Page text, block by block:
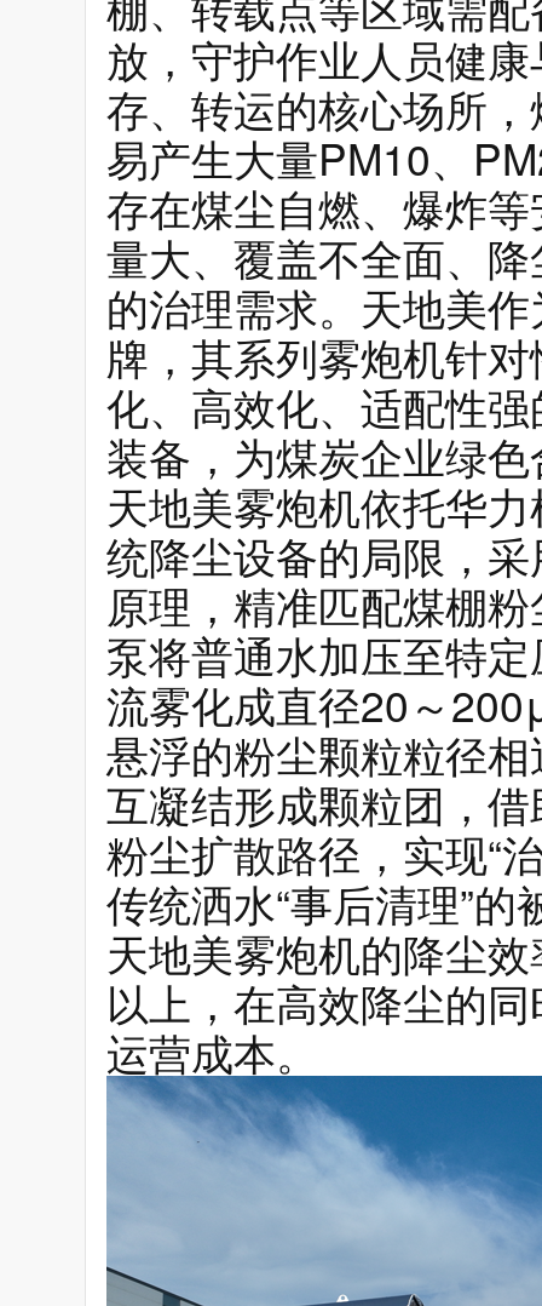
放，守护作业人员健
存、转运的核心场所
易产生大量PM10、
存在煤尘自燃、爆炸
量大、覆盖不全面、
的治理需求。天地美
牌，其系列雾炮机针
化、高效化、适配性
装备，为煤炭企业绿
天地美雾炮机依托华
统降尘设备的局限，
原理，精准匹配煤棚
泵将普通水加压至特
流雾化成直径20～
悬浮的粉尘颗粒粒径
互凝结形成颗粒团，
粉尘扩散路径，实现“
传统洒水“事后清理”
天地美雾炮机的降尘
以上，在高效降尘的
运营成本。